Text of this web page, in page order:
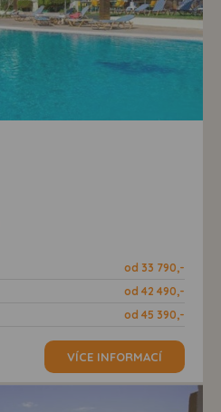
od 33 790,-
od 42 490,-
od 45 390,-
VÍCE INFORMACÍ